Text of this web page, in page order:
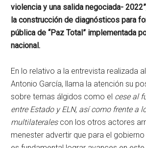
violencia y una salida negociada-
la construcción de diagnósticos para
pública de “Paz Total” implementada
nacional.
En lo relativo a la entrevista realizada
Antonio García, llama la atención su
sobre temas álgidos como el cese al
entre Estado y ELN, así como frente a
multilateralescon los otros actores
menester advertir que para el